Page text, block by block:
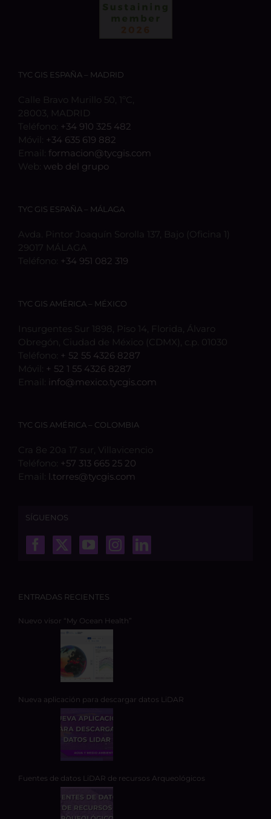
TYC GIS ESPAÑA – MADRID
Calle Bravo Murillo 50, 1ºC,
28003, MADRID
Teléfono: +34 910 325 482
Móvil: +34 635 619 882
Email: formacion@tycgis.com
Web: web del grupo
TYC GIS ESPAÑA – MÁLAGA
Avda. Pintor Joaquín Sorolla 137, Bajo (Oficina 1)
29017 MÁLAGA
Teléfono: +34 951 082 319
TYC GIS AMÉRICA – MÉXICO
Insurgentes Sur 1898, Piso 14, Florida, Álvaro
Obregón, Ciudad de México (CDMX), c.p. 01030
Teléfono: + 52 55 4326 8287
Móvil: + 52 1 55 4326 8287
Email: info@mexico.tycgis.com
TYC GIS AMÉRICA – COLOMBIA
Cra 8e 20a 17 sur, Villavicencio
Teléfono: +57 313 665 25 20
Email: l.torres@tycgis.com
SÍGUENOS
ENTRADAS RECIENTES
Nuevo visor “My Ocean Health”
Nueva aplicación para descargar datos LiDAR
Fuentes de datos LiDAR de recursos Arqueológicos